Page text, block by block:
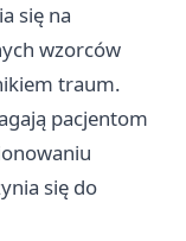
się na
wzorców
traum.
pacjentom
się do